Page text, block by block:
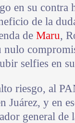
en su contra
de la
de Maru,
nulo
selfies en
riesgo, al
Juárez, y en
general de